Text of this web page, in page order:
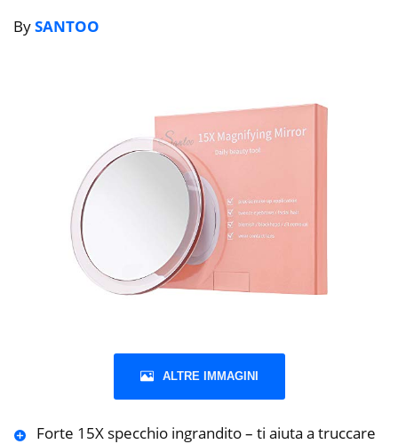
BySANTOO
ALTRE IMMAGINI
Forte 15X specchio ingrandito – ti aiuta a truccare